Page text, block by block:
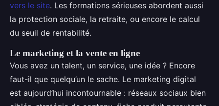
vers le site. Les formations sérieuses abordent aussi
la protection sociale, la retraite, ou encore le calcul
du seuil de rentabilité.
Le marketing et la vente en ligne
Vous avez un talent, un service, une idée ? Encore
faut-il que quelqu’un le sache. Le marketing digital
est aujourd’hui incontournable : réseaux sociaux bien